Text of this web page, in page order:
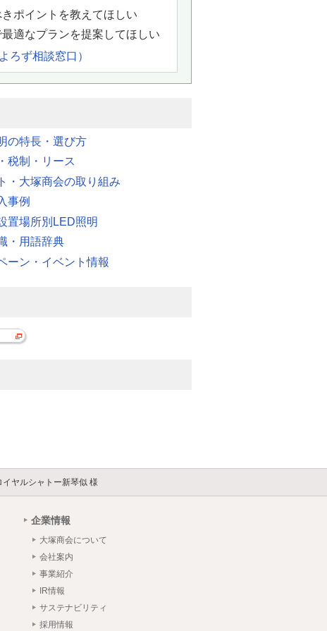
ポイントを教えてほしい
適なプランを提案してほしい
ろず相談窓口）
の特長・選び方
税制・リース
・大塚商会の取り組み
事例
置場所別LED照明
・用語辞典
ーン・イベント情報
ヤルシャトー新琴似 様
企業情報
大塚商会について
会社案内
事業紹介
IR情報
サステナビリティ
採用情報